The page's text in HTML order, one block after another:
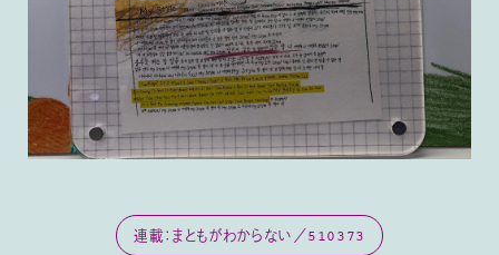
連載：まともがわからない／510373